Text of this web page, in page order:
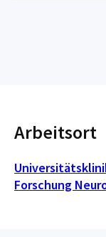
Arbeitsort
Forschung